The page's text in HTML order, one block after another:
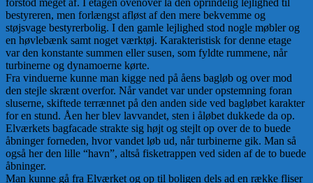
bestyreren, men forlængst afløst af den mere bekvemme og
støjsvage bestyrerbolig. I den gamle lejlighed stod nogle møbler og
en høvlebænk samt noget værktøj. Karakteristisk for denne etage
var den konstante summen eller susen, som fyldte rummene, når
turbinerne og dynamoerne kørte.
Fra vinduerne kunne man kigge ned på åens bagløb og over mod
den stejle skrænt overfor. Når vandet var under opstemning foran
sluserne, skiftede terrænnet på den anden side ved bagløbet karakter
for en stund. Åen her blev lavvandet, sten i åløbet dukkede da op.
Elværkets bagfacade strakte sig højt og stejlt op over de to buede
åbninger forneden, hvor vandet løb ud, når turbinerne gik. Man så
også her den lille “havn”, altså fisketrappen ved siden af de to buede
åbninger.
Man kunne gå fra Elværket og op til boligen dels ad en række fliser